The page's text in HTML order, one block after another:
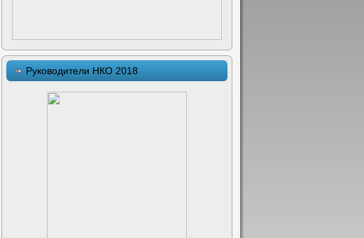
Руководители НКО 2018